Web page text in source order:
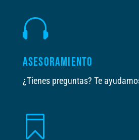

ASESORAMIENTO
¿Tienes preguntas? Te
